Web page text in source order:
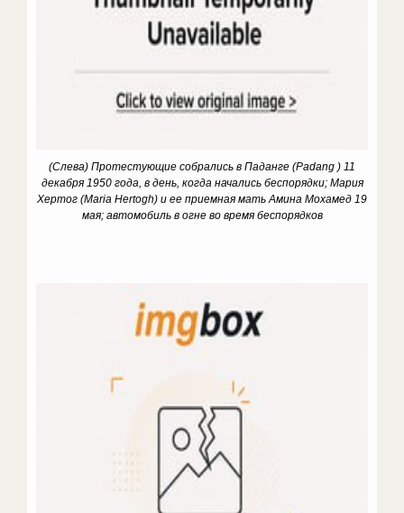
(Слева) Протестующие собрались в Паданге (Padang ) 11
декабря 1950 года, в день, когда начались беспорядки; Мария
Хертог (Maria Hertogh) и ее приемная мать Амина Мохамед 19
мая; автомобиль в огне во время беспорядков